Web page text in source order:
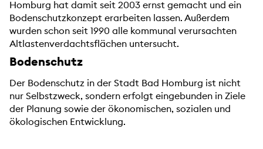
Homburg hat damit seit 2003 ernst gemacht und ein
Bodenschutzkonzept erarbeiten lassen. Außerdem
wurden schon seit 1990 alle kommunal verursachten
Altlastenverdachtsflächen untersucht.
Bodenschutz
Der Bodenschutz in der Stadt Bad Homburg ist nicht
nur Selbstzweck, sondern erfolgt eingebunden in Ziele
der Planung sowie der ökonomischen, sozialen und
ökologischen Entwicklung.